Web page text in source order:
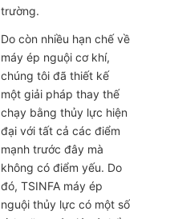
trường.
Do còn nhiều hạn chế về
máy ép nguội cơ khí,
chúng tôi đã thiết kế
một giải pháp thay thế
chạy bằng thủy lực hiện
đại với tất cả các điểm
mạnh trước đây mà
không có điểm yếu. Do
đó, TSINFA máy ép
nguội thủy lực có một số